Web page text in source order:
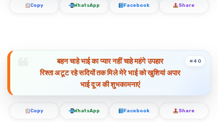
Copy WhatsApp Facebook Share
बहन चाहे भाई का प्यार नहीं चाहे महंगे उपहार
रिश्ता अटूट रहे सदियों तक मिले मेरे भाई को खुशियां अपार
भाई दूज की शुभकामनाएं
#40
Copy WhatsApp Facebook Share